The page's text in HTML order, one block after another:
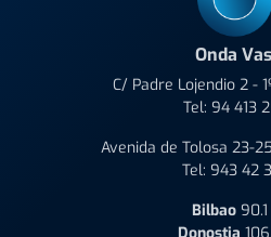
Onda
C/ Padre Lojendio 2 -
Tel: 94 413
Avenida de Tolosa 23-
Tel: 943 42
Bilbao